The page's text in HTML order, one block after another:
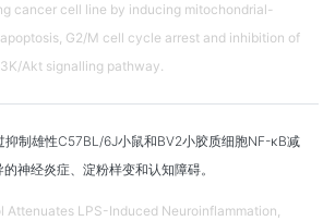
cancer cell line by inducing mitochondrial-
G2/M cell cycle arrest and inhibition of
Akt signalling pathway.
抑制雄性C57BL/6J小鼠和BV2小胶质细胞NF-κB减
神经炎症、淀粉样变和认知障碍。
Attenuates LPS-Induced Neuroinflammation,